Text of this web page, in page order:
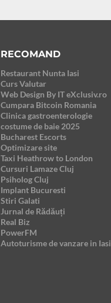
RECOMAND
Restaurant Nunta Iasi
Curs Valutar
Web Design By IT eXclusiv.ro
Cumpara Bitcoin Romania
Clinica gastroenterologie
costume de baie 2025
Bucharest Escorts
Optimizare site
Taxi Heathrow to London
Cursuri Lamaze Cluj
Psiholog Cluj
Implant Bucuresti
Stiri Galati
Jurnal de Rădăuți
Real Biz
PowerFM
Autoturisme de vanzare in Iasi